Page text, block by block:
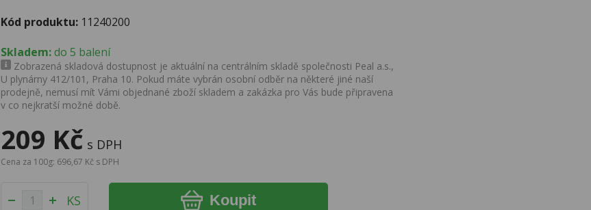
Kód produktu: 11240200
Skladem:do 5 balení
Zobrazená skladová dostupnost je aktuální na centrálním skladě společnosti Peal a.s.,
U plynárny 412/101, Praha 10. Pokud máte vybrán osobní odběr na některé jiné naší
prodejně, nemusí mít Vámi objednané zboží skladem a zakázka pro Vás bude připravena
v co nejkratší možné době.
209 Kč s DPH
Cena za 100g: 696,67 Kč s DPH
KS Koupit